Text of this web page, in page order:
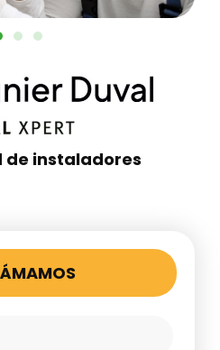
de instaladores